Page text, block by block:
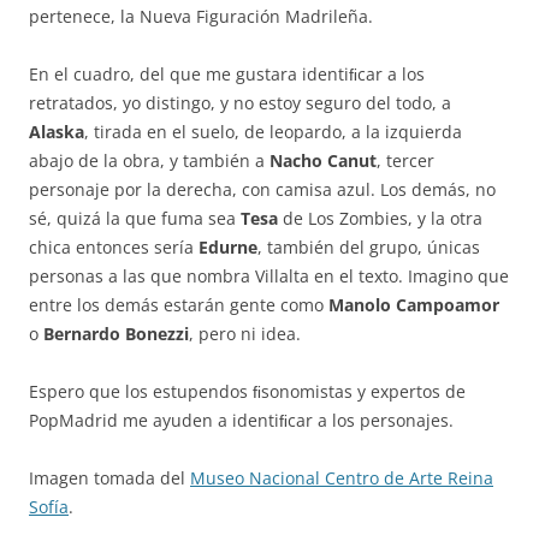
pertenece, la Nueva Figuración Madrileña.
En el cuadro, del que me gustara identiﬁcar a los
retratados, yo distingo, y no estoy seguro del todo, a
Alaska, tirada en el suelo, de leopardo, a la izquierda
abajo de la obra, y también a Nacho Canut, tercer
personaje por la derecha, con camisa azul. Los demás, no
sé, quizá la que fuma sea Tesa de Los Zombies, y la otra
chica entonces sería Edurne, también del grupo, únicas
personas a las que nombra Villalta en el texto. Imagino que
entre los demás estarán gente como Manolo Campoamor
o Bernardo Bonezzi, pero ni idea.
Espero que los estupendos ﬁsonomistas y expertos de
PopMadrid me ayuden a identiﬁcar a los personajes.
Imagen tomada del Museo Nacional Centro de Arte Reina
Sofía.